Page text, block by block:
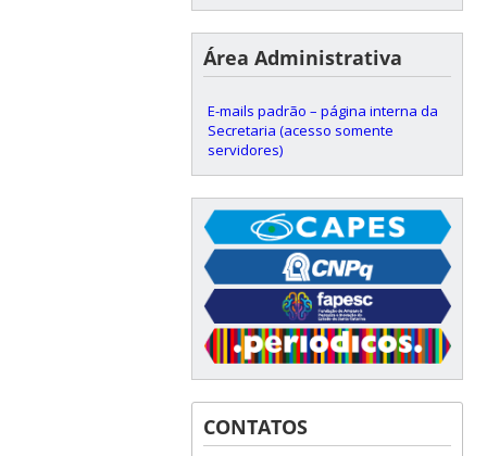
Área Administrativa
E-mails padrão – página interna da
Secretaria (acesso somente
servidores)
CONTATOS